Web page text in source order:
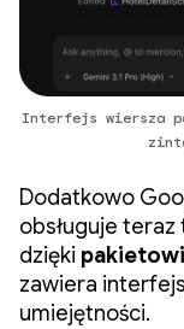
Interfejs wiersza
Dodatkowo
obsługuje
dzięki
zawiera
umiejętności.